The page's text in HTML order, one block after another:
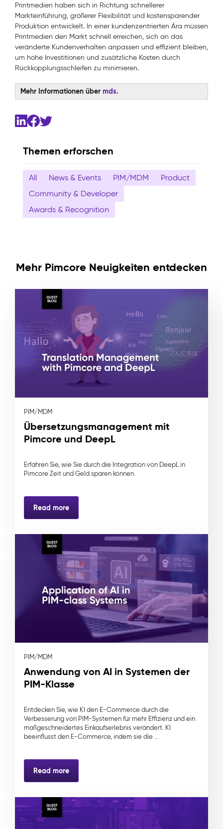
Themen erforschen
All News & Events PIM/MDM
Product
Community & Developer
Awards & Recognition
Printmedien haben sich in Richtung schnellerer
Markteinführung, größerer Flexibilität und kostensparender
Produktion entwickelt. In einer kundenzentrierten Ära müssen
Printmedien den Markt schnell erreichen, sich an das
veränderte Kundenverhalten anpassen und effizient bleiben,
um hohe Investitionen und zusätzliche Kosten durch
Rückkopplungsschleifen zu minimieren.
Mehr Informationen über mds.
Mehr Pimcore Neuigkeiten entdecken
PIM/MDM
Übersetzungsmanagement mit
Pimcore und DeepL
Erfahren Sie, wie Sie durch die Integration von DeepL in
Pimcore Zeit und Geld sparen können.
Read more
PIM/MDM
Anwendung von AI in Systemen der
PIM-Klasse
Entdecken Sie, wie KI den E-Commerce durch die
Verbesserung von PIM-Systemen für mehr Effizienz und ein
maßgeschneidertes Einkaufserlebnis verändert. KI
beeinflusst den E-Commerce, indem sie die ...
Read more